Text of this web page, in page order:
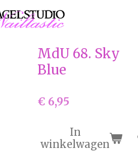
MdU 68. Sky
Blue
€ 6,95
In
winkelwagen